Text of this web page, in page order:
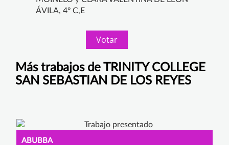
ÁVILA, 4º C,E
Votar
Más trabajos de TRINITY COLLEGE
SAN SEBASTIAN DE LOS REYES
ABUBBA